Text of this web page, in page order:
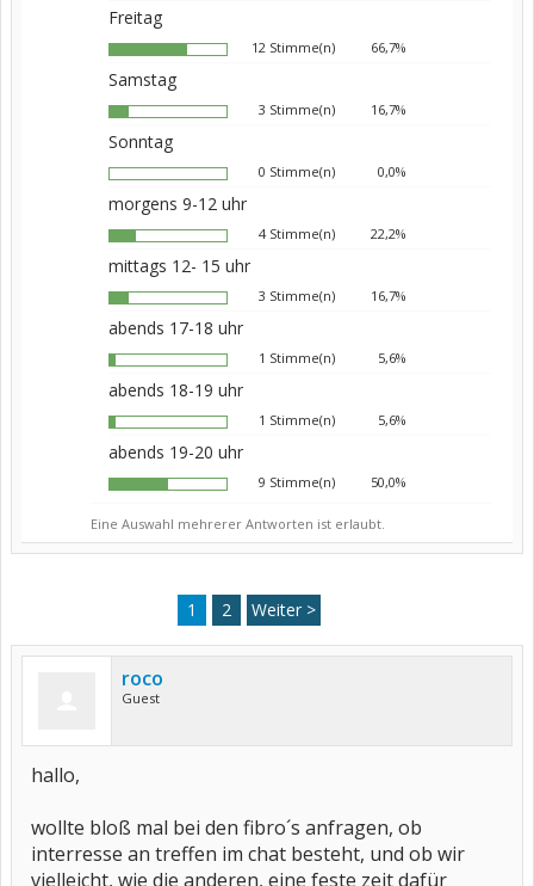
Freitag
12 Stimme(n) 66,7%
Samstag
3 Stimme(n) 16,7%
Sonntag
0 Stimme(n) 0,0%
morgens 9-12 uhr
4 Stimme(n) 22,2%
mittags 12- 15 uhr
3 Stimme(n) 16,7%
abends 17-18 uhr
1 Stimme(n) 5,6%
abends 18-19 uhr
1 Stimme(n) 5,6%
abends 19-20 uhr
9 Stimme(n) 50,0%
Eine Auswahl mehrerer Antworten ist erlaubt.
1 2 Weiter >
roco
Guest
hallo,
wollte bloß mal bei den fibro´s anfragen, ob
interresse an treffen im chat besteht, und ob wir
vielleicht, wie die anderen, eine feste zeit dafür